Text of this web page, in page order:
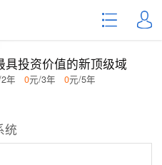
具投资价值的新顶级域
2年0元/3年0元/5年
统